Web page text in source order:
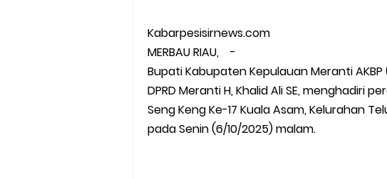
Kabarpesisirnews.com
MERBAU RIAU, -
Bupati Kabupaten Kepulauan Meranti
DPRD Meranti H, Khalid Ali SE, menghadiri
Seng Keng Ke-17 Kuala Asam, Kelurahan
pada Senin (6/10/2025) malam.